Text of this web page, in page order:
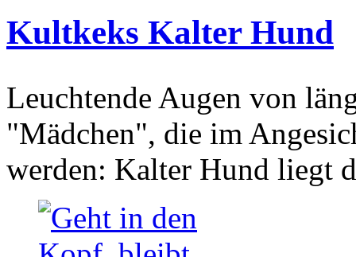
Kultkeks Kalter Hund
Leuchtende Augen von
"Mädchen", die im
werden: Kalter Hund liegt